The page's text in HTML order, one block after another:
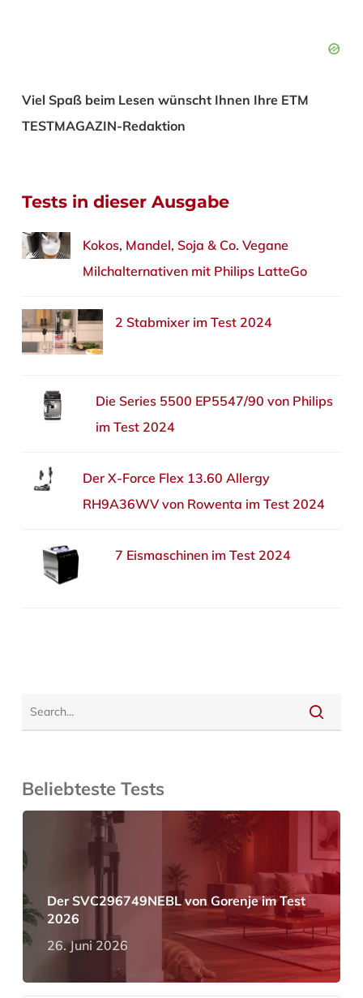
Viel Spaß beim Lesen wünscht Ihnen Ihre ETM
TESTMAGAZIN-Redaktion
Tests in dieser Ausgabe
Kokos, Mandel, Soja & Co. Vegane
Milchalternativen mit Philips LatteGo
2 Stabmixer im Test 2024
Die Series 5500 EP5547/90 von Philips
im Test 2024
Der X-Force Flex 13.60 Allergy
RH9A36WV von Rowenta im Test 2024
7 Eismaschinen im Test 2024
Beliebteste Tests
Der SVC296749NEBL von Gorenje im Test
2026
26. Juni 2026